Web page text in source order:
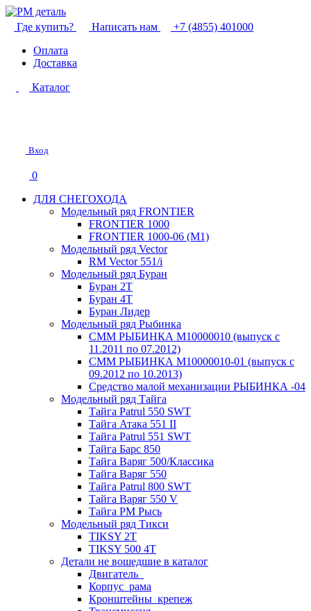
Где купить? Написать нам
+7 (4855) 401000
Оплата
Доставка
Каталог
Вход
0
ДЛЯ СНЕГОХОДА
Модельный ряд FRONTIER
FRONTIER 1000
FRONTIER 1000-06 (М1)
Модельный ряд Vector
RM Vector 551/i
Модельный ряд Буран
Буран 2Т
Буран 4Т
Буран Лидер
Модельный ряд Рыбинка
СММ РЫБИНКА M10000010 (выпуск с
11.2011 по 07.2012)
СММ РЫБИНКА M10000010-01 (выпуск с
09.2012 по 10.2013)
Средство малой механизации РЫБИНКА -04
Модельный ряд Тайга
Тайга Patrul 550 SWT
Тайга Атака 551 II
Тайга Patrul 551 SWT
Тайга Барс 850
Тайга Варяг 500/Классика
Тайга Варяг 550
Тайга Patrul 800 SWT
Тайга Варяг 550 V
Тайга РМ Рысь
Модельный ряд Тикси
TIKSY 2T
TIKSY 500 4T
Детали не вошедшие в каталог
Двигатель_
Корпус_рама
Кронштейны_крепеж